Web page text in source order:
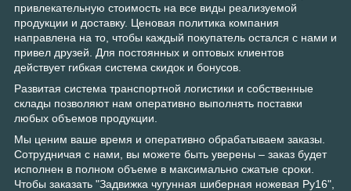
привлекательную стоимость на все виды реализуемой
продукции и доставку. Ценовая политика компания
направлена на то, чтобы каждый покупатель остался с нами и
привел друзей. Для постоянных и оптовых клиентов
действует гибкая система скидок и бонусов.
Развитая система транспортной логистики и собственные
склады позволяют нам оперативно выполнять поставки
любых объемов продукции.
Мы ценим ваше время и оперативно обрабатываем заказы.
Сотрудничая с нами, вы можете быть уверены – заказ будет
исполнен в полном объеме в максимально сжатые сроки.
Чтобы заказать "Задвижка чугунная шиберная ножевая Ру16",